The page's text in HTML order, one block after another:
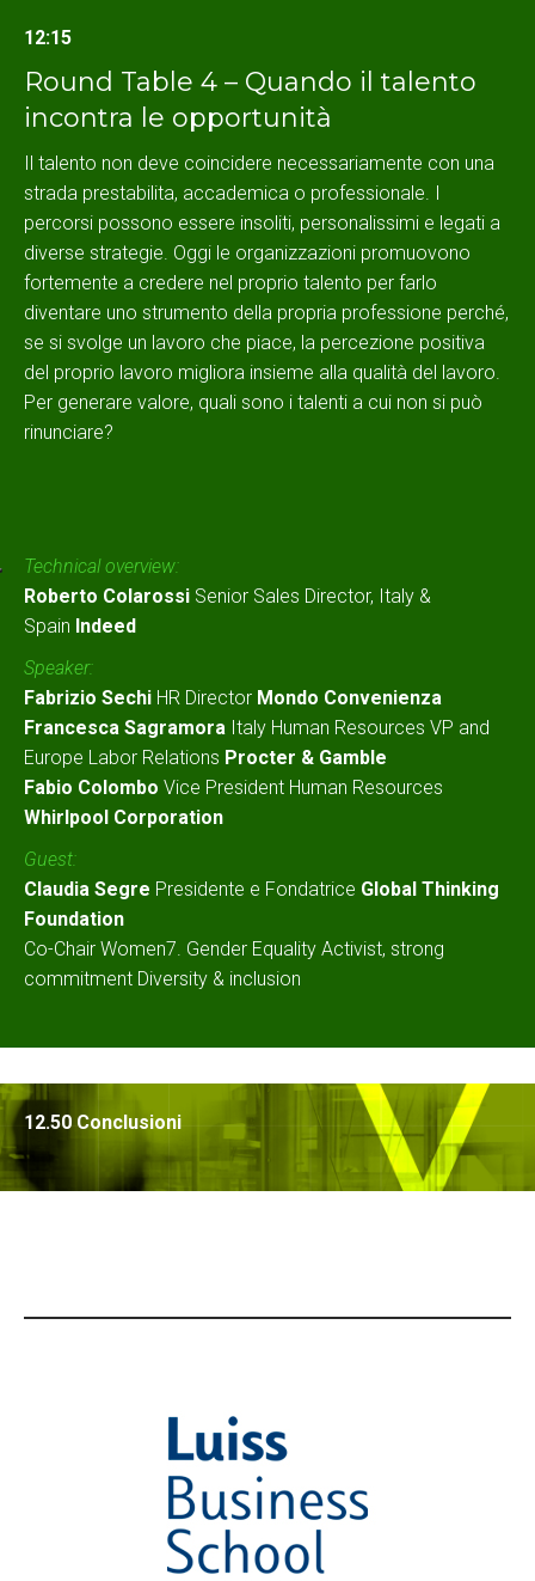
12:15
Round Table 4 – Quando il talento
incontra le opportunità
Il talento non deve coincidere necessariamente con una
strada prestabilita, accademica o professionale. I
percorsi possono essere insoliti, personalissimi e legati a
diverse strategie. Oggi le organizzazioni promuovono
fortemente a credere nel proprio talento per farlo
diventare uno strumento della propria professione perché,
se si svolge un lavoro che piace, la percezione positiva
del proprio lavoro migliora insieme alla qualità del lavoro.
Per generare valore, quali sono i talenti a cui non si può
rinunciare?
Technical overview:
Roberto Colarossi Senior Sales Director, Italy &
Spain Indeed
Speaker:
Fabrizio Sechi HR Director Mondo Convenienza
Francesca Sagramora Italy Human Resources VP and
Europe Labor Relations Procter & Gamble
Fabio Colombo Vice President Human Resources
Whirlpool Corporation
Guest:
Claudia Segre Presidente e Fondatrice Global Thinking
Foundation
Co-Chair Women7. Gender Equality Activist, strong
commitment Diversity & inclusion
12.50 Conclusioni